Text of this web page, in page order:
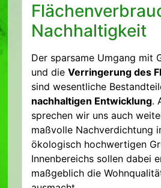
Nachhaltigkeit
Der sparsame Umgang mit
und die Verringerung des
sind wesentliche
nachhaltigen Entwicklung.
sprechen wir uns auch
maßvolle Nachverdichtung
ökologisch hochwertigen
Innenbereichs sollen dabei
maßgeblich die